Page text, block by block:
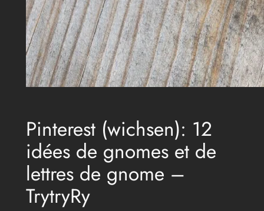
Pinterest (wichsen): 12
idées de gnomes et de
lettres de gnome –
TrytryRy